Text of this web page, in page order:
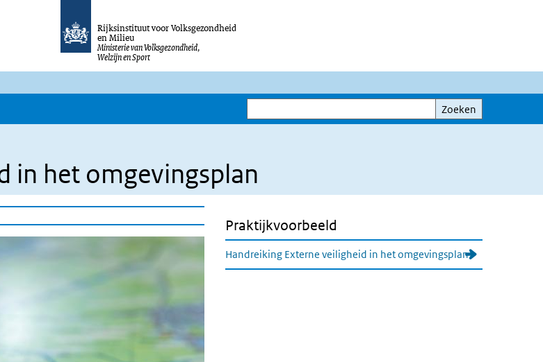
Rijksinstituut voor Volksgezondheid
en Milieu
Ministerie van Volksgezondheid,
Welzijn en Sport
Zoeken
Zoeken
in het omgevingsplan
Praktijkvoorbeeld
Handreiking Externe veiligheid in het omgevingsplan